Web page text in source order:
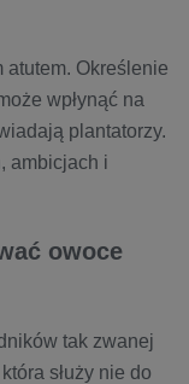
Określenie
wpłynąć na
plantatorzy.
ambicjach i
owoce
tak zwanej
służy nie do